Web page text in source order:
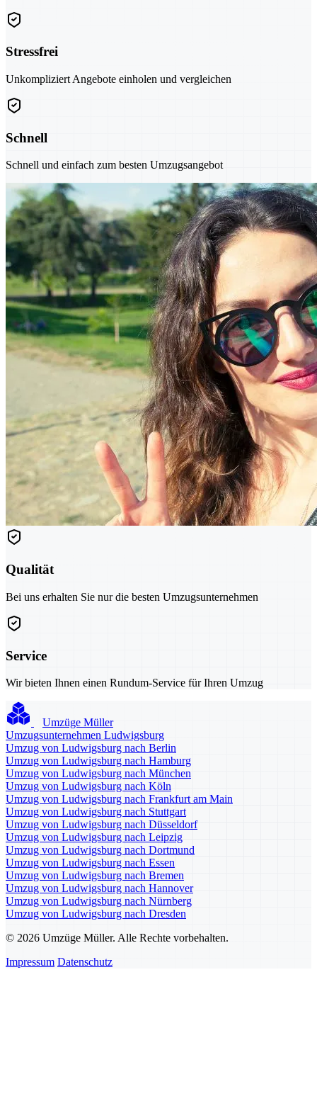
Stressfrei
Unkompliziert Angebote einholen und vergleichen
Schnell
Schnell und einfach zum besten Umzugsangebot
Qualität
Bei uns erhalten Sie nur die besten Umzugsunternehmen
Service
Wir bieten Ihnen einen Rundum-Service für Ihren Umzug
Umzüge Müller
Umzugsunternehmen Ludwigsburg
Umzug von Ludwigsburg nach Berlin
Umzug von Ludwigsburg nach Hamburg
Umzug von Ludwigsburg nach München
Umzug von Ludwigsburg nach Köln
Umzug von Ludwigsburg nach Frankfurt am Main
Umzug von Ludwigsburg nach Stuttgart
Umzug von Ludwigsburg nach Düsseldorf
Umzug von Ludwigsburg nach Leipzig
Umzug von Ludwigsburg nach Dortmund
Umzug von Ludwigsburg nach Essen
Umzug von Ludwigsburg nach Bremen
Umzug von Ludwigsburg nach Hannover
Umzug von Ludwigsburg nach Nürnberg
Umzug von Ludwigsburg nach Dresden
© 2026 Umzüge Müller. Alle Rechte vorbehalten.
Impressum Datenschutz